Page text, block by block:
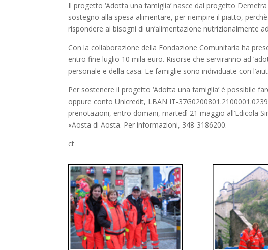
Il progetto ‘Adotta una famiglia’ nasce dal progetto
sostegno alla spesa alimentare, per riempire il piatto,
rispondere ai bisogni di un’alimentazione nutrizionalmente
Con la collaborazione della Fondazione Comunitaria ha
entro fine luglio 10 mila euro. Risorse che serviranno ad
personale e della casa. Le famiglie sono individuate con
Per sostenere il progetto ‘Adotta una famiglia’ è possibile
oppure conto Unicredit, LBAN IT-
prenotazioni, entro domani, martedì 21 maggio all’Edicola
«Aosta di Aosta. Per informazioni, 348-3186200.
ct